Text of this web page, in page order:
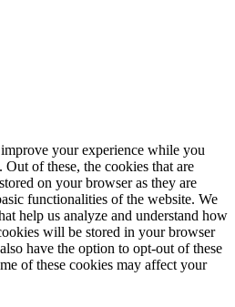
your experience while you
of these, the cookies that are
on your browser as they are
functionalities of the website. We
help us analyze and understand how
will be stored in your browser
have the option to opt-out of these
of these cookies may affect your